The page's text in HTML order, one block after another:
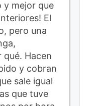
y mejor que
El
pero una
Hacen
y cobran
sale igual
que tuve